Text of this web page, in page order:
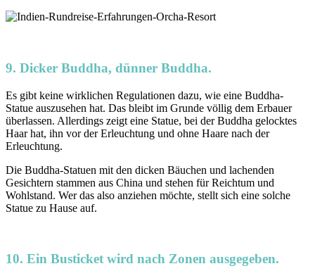
9. Dicker Buddha, dünner Buddha.
Es gibt keine wirklichen Regulationen dazu, wie eine Buddha-
Statue auszusehen hat. Das bleibt im Grunde völlig dem Erbauer
überlassen. Allerdings zeigt eine Statue, bei der Buddha gelocktes
Haar hat, ihn vor der Erleuchtung und ohne Haare nach der
Erleuchtung.
Die Buddha-Statuen mit den dicken Bäuchen und lachenden
Gesichtern stammen aus China und stehen für Reichtum und
Wohlstand. Wer das also anziehen möchte, stellt sich eine solche
Statue zu Hause auf.
10. Ein Busticket wird nach Zonen ausgegeben.